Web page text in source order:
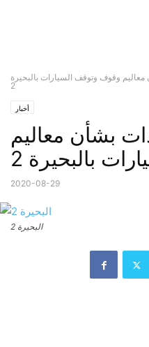
وقوف وتوقف السيارات بالبحيرة
2
أخبار
بشأن معاليم
بالبحيرة 2
2020-08-29
البحيرة 2